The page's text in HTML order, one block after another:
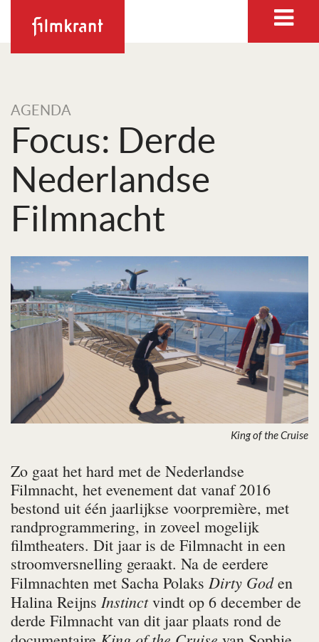
AGENDA
Focus: Derde
Nederlandse
Filmnacht
King of the Cruise
Zo gaat het hard met de Nederlandse
Filmnacht, het evenement dat vanaf 2016
bestond uit één jaarlijkse voorpremière, met
randprogrammering, in zoveel mogelijk
filmtheaters. Dit jaar is de Filmnacht in een
stroomversnelling geraakt. Na de eerdere
Filmnachten met Sacha Polaks Dirty Goden
Halina Reijns Instinctvindt op 6 december de
derde Filmnacht van dit jaar plaats rond de